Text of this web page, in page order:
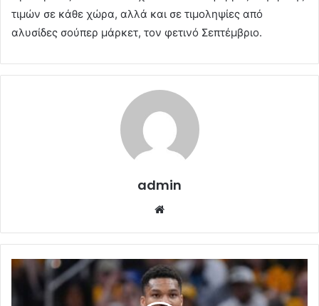
τιμών σε κάθε χώρα, αλλά και σε τιμοληψίες από
αλυσίδες σούπερ μάρκετ, τον φετινό Σεπτέμβριο.
admin